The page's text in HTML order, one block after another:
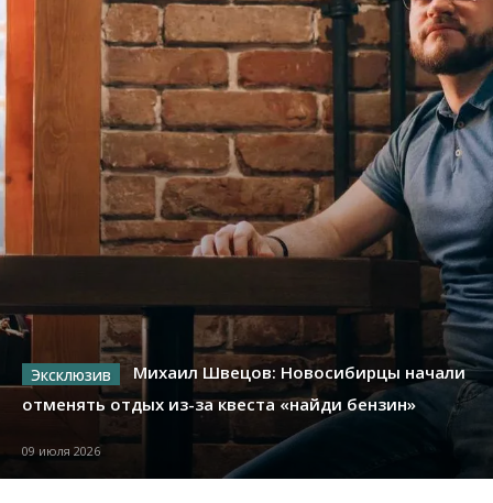
Михаил Швецов: Новосибирцы начали
отменять отдых из-за квеста «найди бензин»
09 июля 2026